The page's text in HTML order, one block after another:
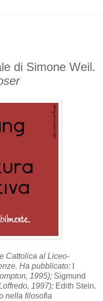
di Simone Weil.
Cattolica al Liceo-
Ha pubblicato:
1995); Sigmund
1997); Edith Stein.
nella filosofia